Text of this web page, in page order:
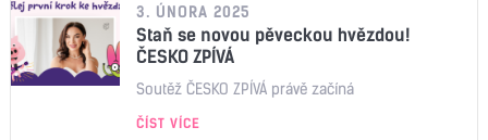
3. ÚNORA 2025
Staň se novou pěveckou hvězdou!
ČESKO ZPÍVÁ
Soutěž ČESKO ZPÍVÁ právě začíná
ČÍST VÍCE